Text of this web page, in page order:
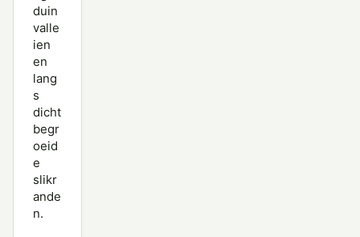
duin
valle
ien
en
lang
s
dicht
begr
oeid
e
slikr
ande
n.